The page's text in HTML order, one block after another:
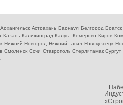
Архангельск Астрахань Барнаул Белгород Братск
Казань Калининград Калуга Кемерово Киров
Нижний Новгород Нижний Тагил Новокузнецк
Смоленск Сочи Ставрополь Стерлитамак Сургут
г.